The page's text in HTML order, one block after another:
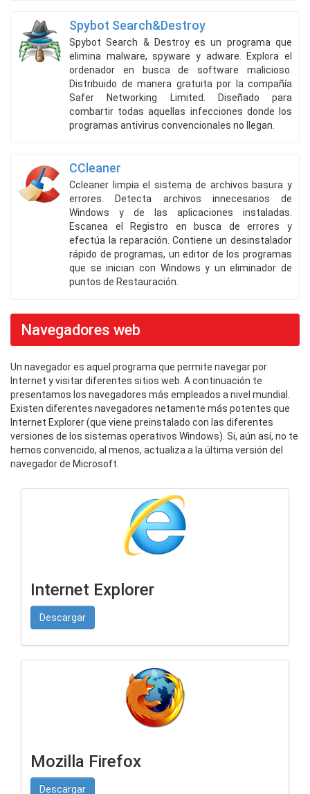
Spybot Search&Destroy
Spybot Search & Destroy es un programa que
elimina malware, spyware y adware. Explora el
ordenador en busca de software malicioso.
Distribuido de manera gratuita por la compañía
Safer Networking Limited. Diseñado para
combartir todas aquellas infecciones donde los
programas antivirus convencionales no llegan.
CCleaner
Ccleaner limpia el sistema de archivos basura y
errores. Detecta archivos innecesarios de
Windows y de las aplicaciones instaladas.
Escanea el Registro en busca de errores y
efectúa la reparación. Contiene un desinstalador
rápido de programas, un editor de los programas
que se inician con Windows y un eliminador de
puntos de Restauración.
Navegadores web
Un navegador es aquel programa que permite navegar por
Internet y visitar diferentes sitios web. A continuación te
presentamos los navegadores más empleados a nivel mundial.
Existen diferentes navegadores netamente más potentes que
Internet Explorer (que viene preinstalado con las diferentes
versiones de los sistemas operativos Windows). Si, aún así, no te
hemos convencido, al menos, actualiza a la última versión del
navegador de Microsoft.
Internet Explorer
Descargar
Mozilla Firefox
Descargar